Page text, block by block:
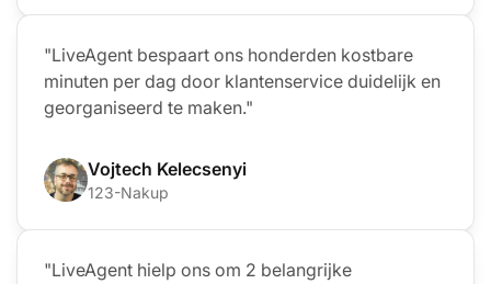
"LiveAgent bespaart ons honderden kostbare
minuten per dag door klantenservice duidelijk en
georganiseerd te maken."
Vojtech Kelecsenyi
123-Nakup
"LiveAgent hielp ons om 2 belangrijke